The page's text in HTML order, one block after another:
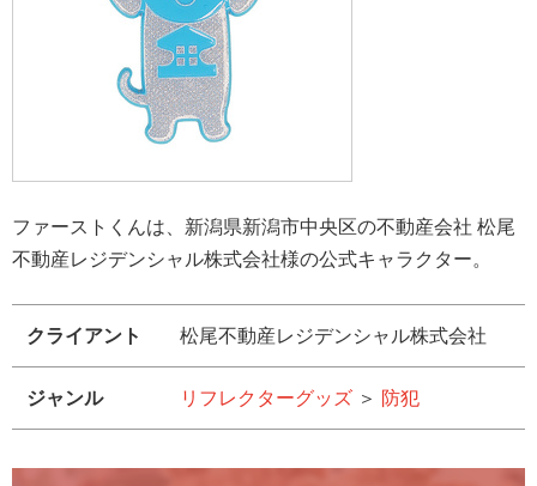
ファーストくんは、新潟県新潟市中央区の不動産会社 松尾
不動産レジデンシャル株式会社様の公式キャラクター。
クライアント 松尾不動産レジデンシャル株式会社
ジャンル リフレクターグッズ ＞ 防犯